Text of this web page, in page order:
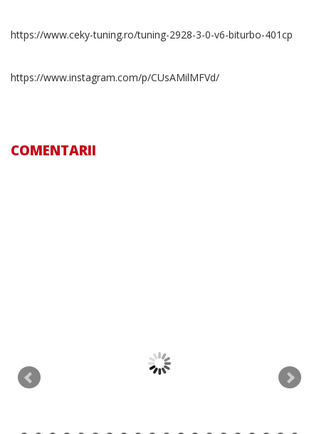
https://www.ceky-tuning.ro/tuning-2928-3-0-v6-biturbo-401cp
https://www.instagram.com/p/CUsAMilMFVd/
COMENTARII